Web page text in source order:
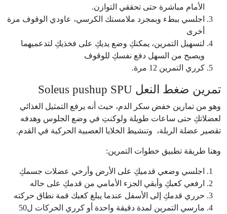
الأمام مباشرة حتى تحققي التوازن.
اجلسي ببطء وبمجرد ملامستك الكرسي، عاودي الوقوف مرة
أخرى
لتسهيل التمرين، يمكنكِ وضع يديكِ على فخذيكِ لتدعميهما
ويصبح من السهل دفع نفسكِ للوقوف
كرري التمرين 12 مرة.
تمرين ضغط النعل Soleus pushup SPU
وهو من تمارين خفض سكر الدم، حيث أنه يرفع التمثيل الغذائي
لعضلاتكِ حتى ساعات طويلة ولوكنتِ في وضع الجلوس وهدفه
تقصير عضلة الربلة، وتنشيط الخلايا العصبية الحركية في القدم.
وهنا طريقة تطبيق خطوات التمرين:
اجلسي وضعي قدميكِ على الأرض وأرخي عضلات جسمكِ
ارفعي كعبكِ وأبقي الجزء الأمامي من قدمكِ على حاله
حرري قدمكِ إلى الأسفل عندما يبلغ كعبك قمة نطاق حركته
مارسي التمرين لمدة دقيقة واحدة أو كرري الحركات ل50